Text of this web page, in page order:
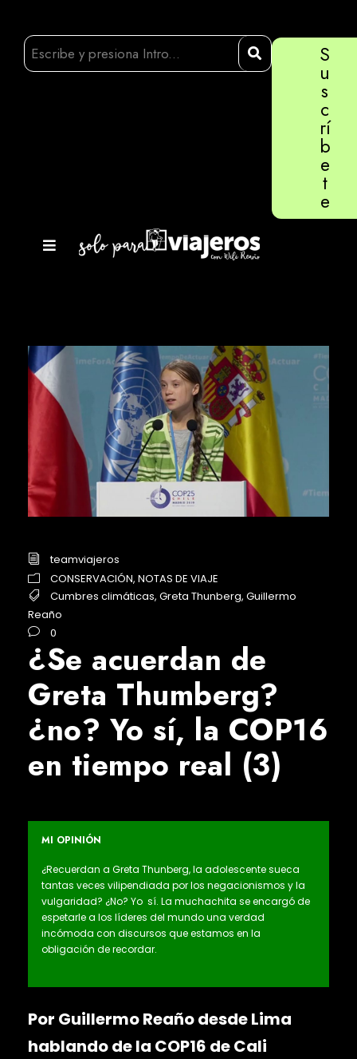
S
u
s
c
rí
b
e
t
e
teamviajeros
CONSERVACIÓN, NOTAS DE VIAJE
Cumbres climáticas, Greta Thunberg, Guillermo
Reaño
0
¿Se acuerdan de
Greta Thumberg?
¿no? Yo sí, la COP16
en tiempo real (3)
MI OPINIÓN
¿Recuerdan a Greta Thunberg, la adolescente sueca
tantas veces vilipendiada por los negacionismos y la
vulgaridad? ¿No? Yo sí. La muchachita se encargó de
espetarle a los líderes del mundo una verdad
incómoda con discursos que estamos en la
obligación de recordar.
Por Guillermo Reaño desde Lima
hablando de la COP16 de Cali